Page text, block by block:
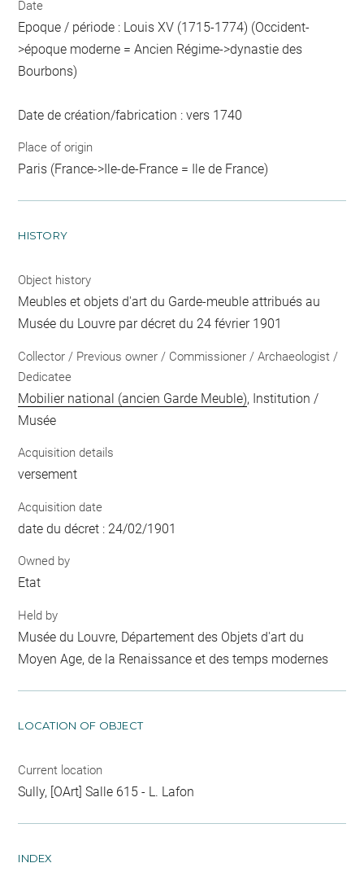
Date
Epoque / période : Louis XV (1715-1774) (Occident-
>époque moderne = Ancien Régime->dynastie des
Bourbons)
Date de création/fabrication : vers 1740
Place of origin
Paris (France->Ile-de-France = Ile de France)
HISTORY
Object history
Meubles et objets d'art du Garde-meuble attribués au
Musée du Louvre par décret du 24 février 1901
Collector / Previous owner / Commissioner / Archaeologist /
Dedicatee
Mobilier national (ancien Garde Meuble), Institution /
Musée
Acquisition details
versement
Acquisition date
date du décret : 24/02/1901
Owned by
Etat
Held by
Musée du Louvre, Département des Objets d'art du
Moyen Age, de la Renaissance et des temps modernes
LOCATION OF OBJECT
Current location
Sully, [OArt] Salle 615 - L. Lafon
INDEX